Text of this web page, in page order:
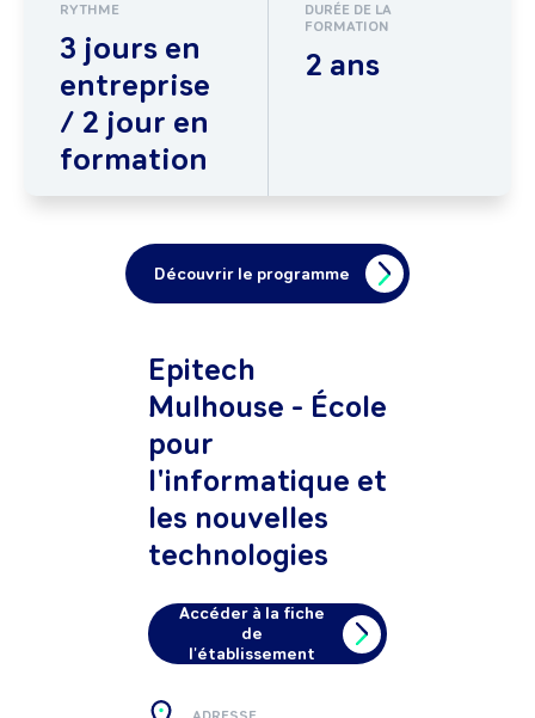
RYTHME
3 jours en
entreprise
/ 2 jour en
formation
DURÉE DE LA
FORMATION
2 ans
Découvrir le programme
Epitech
Mulhouse - École
pour
l'informatique et
les nouvelles
technologies
Accéder à la fiche
de
l'établissement